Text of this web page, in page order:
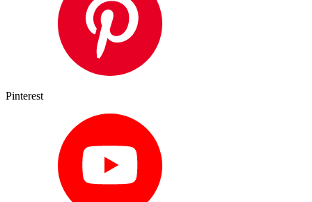
Pinterest